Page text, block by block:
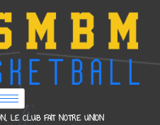
LE CLUB FAIT NOTRE UNION